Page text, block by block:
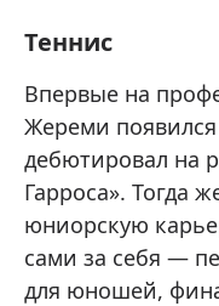
Теннис
Впервые на
Жереми появился
дебютировал на
Гарроса». Тогда
юниорскую
сами за себя —
для юношей,